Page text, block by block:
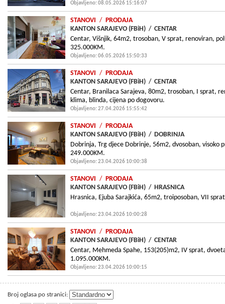
Objavljeno: 08.05.2026 15:16:07
STANOVI / PRODAJA
KANTON SARAJEVO (FBiH) / CENTAR
Centar, Višnjik, 64m2, trosoban, V sprat, renoviran,
325.000KM.
Objavljeno: 06.05.2026 15:50:33
STANOVI / PRODAJA
KANTON SARAJEVO (FBiH) / CENTAR
Centar, Branilaca Sarajeva, 80m2, trosoban, I sprat,
klima, blinda, cijena po dogovoru.
Objavljeno: 27.04.2026 15:55:42
STANOVI / PRODAJA
KANTON SARAJEVO (FBiH) / DOBRINJA
Dobrinja, Trg djece Dobrinje, 56m2, dvosoban, visoko
249.000KM.
Objavljeno: 23.04.2026 10:00:38
STANOVI / PRODAJA
KANTON SARAJEVO (FBiH) / HRASNICA
Hrasnica, Ejuba Sarajkića, 65m2, troiposoban, VII
Objavljeno: 23.04.2026 10:00:28
STANOVI / PRODAJA
KANTON SARAJEVO (FBiH) / CENTAR
Centar, Mehmeda Spahe, 153(205)m2, IV sprat,
1.095.000KM.
Objavljeno: 23.04.2026 10:00:15
Broj oglasa po stranici: